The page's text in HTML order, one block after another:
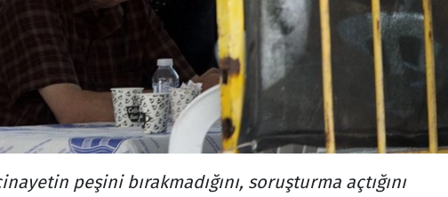
peşini bırakmadığını, soruşturma açtığını